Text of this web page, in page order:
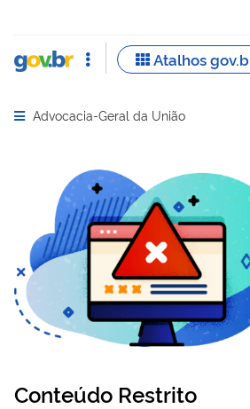
Abrir menu principal de navegação
Advocacia-Geral da União
Conteúdo Restrito